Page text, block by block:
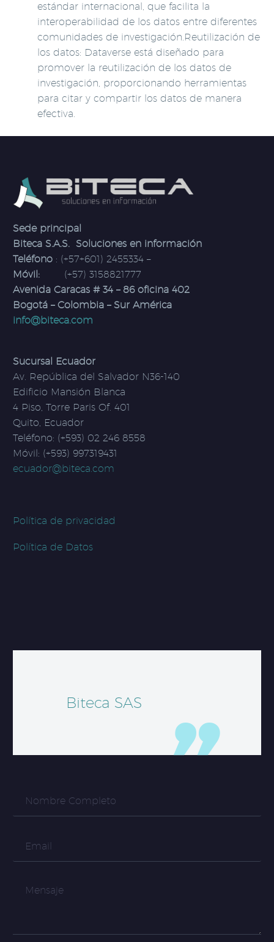
estándar internacional, que facilita la
interoperabilidad de los datos entre diferentes
comunidades de investigación.Reutilización de
los datos: Dataverse está diseñado para
promover la reutilización de los datos de
investigación, proporcionando herramientas
para citar y compartir los datos de manera
efectiva.
Sede principal
Biteca S.A.S. Soluciones en información
Teléfono : (+57+601) 2455334 –
Móvil: (+57) 3158821777
Avenida Caracas # 34 – 86 oficina 402
Bogotá – Colombia – Sur América
info@biteca.com
Sucursal Ecuador
Av. República del Salvador N36-140
Edificio Mansión Blanca
4 Piso, Torre Paris Of. 401
Quito, Ecuador
Teléfono: (+593) 02 246 8558
Móvil: (+593) 997319431
ecuador@biteca.com
Política de privacidad
Política de Datos
Biteca SAS